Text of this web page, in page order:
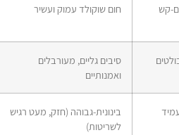
קש
חום שוקולד עמוק ועשיר
סיבים גליים, מעורבלים
ואמנותיים
בינונית-גבוהה (חזק, מעט רגיש
לשריטות)